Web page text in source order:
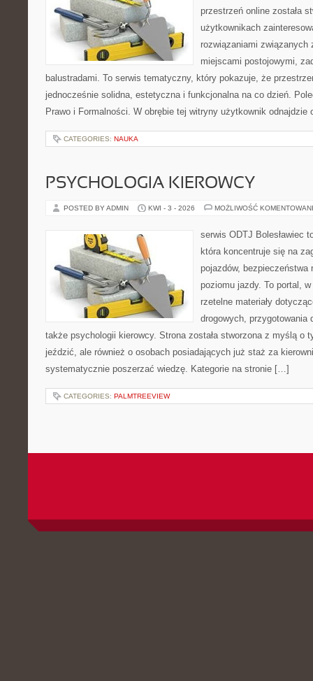
przestrzeń online została
użytkownikach
rozwiązaniami związanych
miejscami postojowymi,
balustradami. To serwis tematyczny, który pokazuje, że
jednocześnie solidna, estetyczna i funkcjonalna na co dzień.
Prawo i Formalności. W obrębie tej witryny użytkownik
CATEGORIES: NAUKA
PSYCHOLOGIA KIEROWCY
POSTED BY ADMIN KWI - 3 - 2026 MOŻLIWOŚĆ
serwis ODTJ Bolesławiec
która koncentruje się na
pojazdów, bezpieczeństwa
poziomu jazdy. To portal,
rzetelne materiały
drogowych, przygotowania
także psychologii kierowcy. Strona została stworzona z myślą o
jeździć, ale również o osobach posiadających już staż za
systematycznie poszerzać wiedzę. Kategorie na stronie […]
CATEGORIES: PALMTREEVIEW